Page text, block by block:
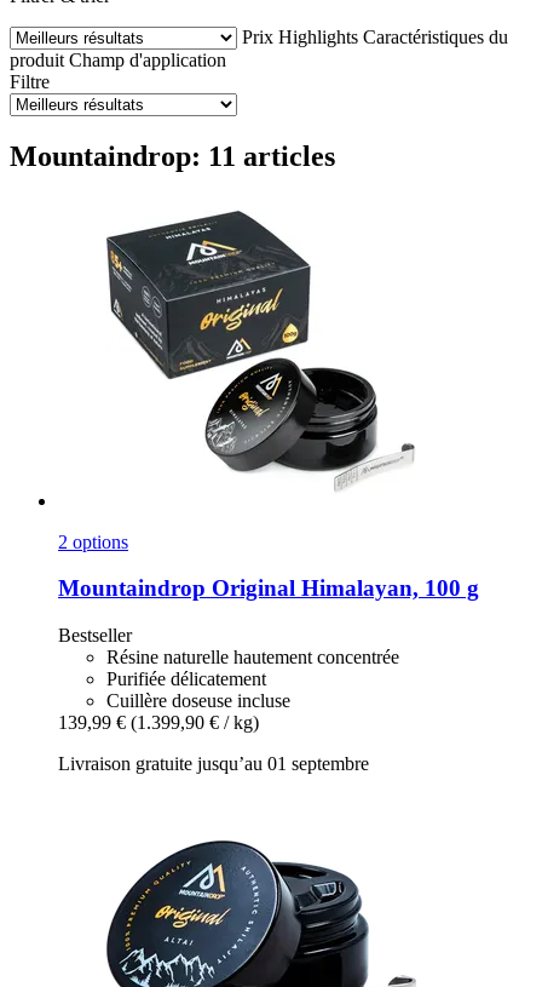
Prix Highlights Caractéristiques du
produit Champ d'application
Filtre
Mountaindrop: 11 articles
2 options
Mountaindrop Original Himalayan, 100 g
Bestseller
Résine naturelle hautement concentrée
Purifiée délicatement
Cuillère doseuse incluse
139,99 € (1.399,90 € / kg)
Livraison gratuite jusqu’au 01 septembre